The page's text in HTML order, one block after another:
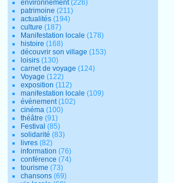
environnement(226)
patrimoine (211)
actualités (194)
culture (187)
Manifestation locale (178)
histoire (168)
découvrir son village (153)
loisirs (130)
carnet de voyage (124)
Voyage (122)
exposition (112)
manifestation locale (109)
évènement(102)
cinéma (100)
théâtre (91)
Festival (85)
solidarité (83)
livres (82)
information (76)
conférence (74)
tourisme (73)
chansons (69)